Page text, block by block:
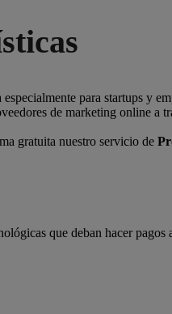
para startups y
de marketing online a
gratuita nuestro servicio de
que deban hacer